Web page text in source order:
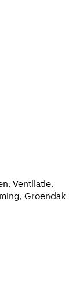
Ventilatie,
Groendak